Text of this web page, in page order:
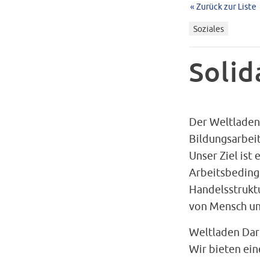
« Zurück zur Liste
Soziales
Der
Unser Ziel ist
von Mensch
Weltladen
Wir bieten